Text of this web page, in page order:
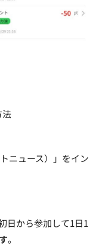
法
ニュース）」をイン
日から参加して1日1
。